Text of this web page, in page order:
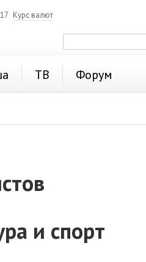
Курс валют
ТВ Форум
и спорт